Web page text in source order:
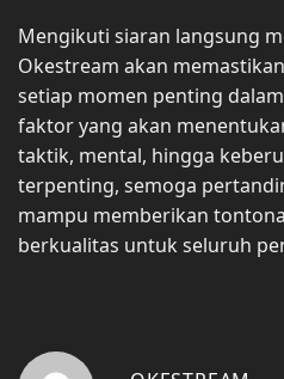
Mengikuti siaran langsung
Okestream akan
setiap momen penting
faktor yang akan
taktik, mental, hingga
terpenting, semoga
mampu memberikan
berkualitas untuk seluruh